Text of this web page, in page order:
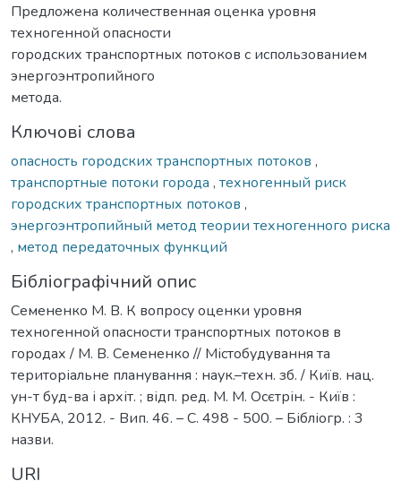
Предложена количественная оценка уровня
техногенной опасности
городских транспортных потоков с использованием
энергоэнтропийного
метода.
Ключові слова
опасность городских транспортных потоков ,
транспортные потоки города , техногенный риск
городских транспортных потоков ,
энергоэнтропийный метод теории техногенного риска
, метод передаточных функций
Бібліографічний опис
Семененко М. В. К вопросу оценки уровня
техногенной опасности транспортных потоков в
городах / М. В. Семененко // Містобудування та
територіальне планування : наук.–техн. зб. / Київ. нац.
ун-т буд-ва і архіт. ; відп. ред. М. М. Осєтрін. - Київ :
КНУБА, 2012. - Вип. 46. – С. 498 - 500. – Бібліогр. : 3
назви.
URI